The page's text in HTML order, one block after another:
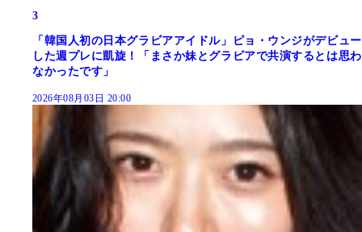
3
「韓国人初の日本グラビアアイドル」ピョ・ウンジがデビュー
した週プレに凱旋！「まさか妹とグラビアで共演するとは思わ
なかったです」
2026年08月03日 20:00